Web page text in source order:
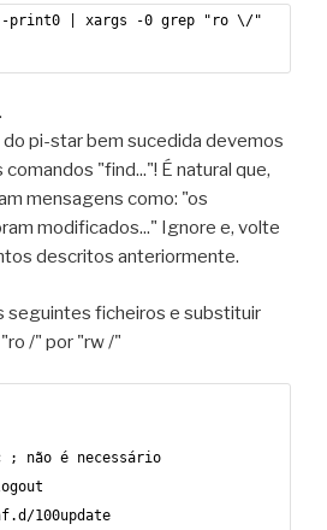
| xargs -0 grep "ro \/"
do pi-star bem sucedida devemos
"find..."! É natural que,
mensagens como: "os
modificados..." Ignore e, volte
descritos anteriormente.
seguintes ficheiros e substituir
/" por "rw /"
; não é necessário
100update